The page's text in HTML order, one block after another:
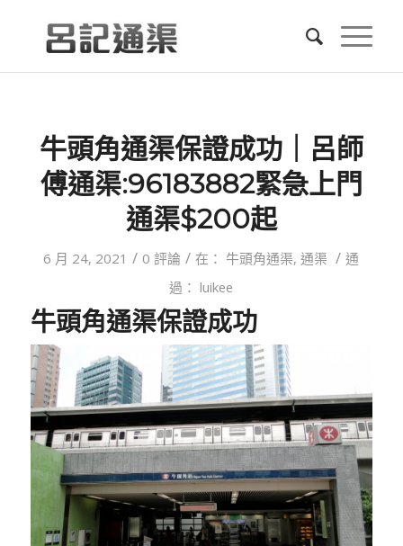
牛頭角通渠保證成功｜呂師
傅通渠:96183882緊急上門
通渠$200起
6 月 24, 2021 / 0 評論 / 在：牛頭角通渠,通渠 / 通
過：luikee
牛頭角通渠保證成功